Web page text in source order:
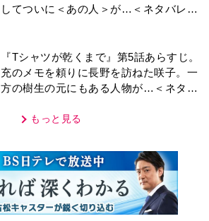
してついに＜あの人＞が…＜ネタバレあ
『Tシャツが乾くまで』第5話あらすじ。
充のメモを頼りに長野を訪ねた咲子。一
方の樹生の元にもある人物が…＜ネタバ
もっと見る